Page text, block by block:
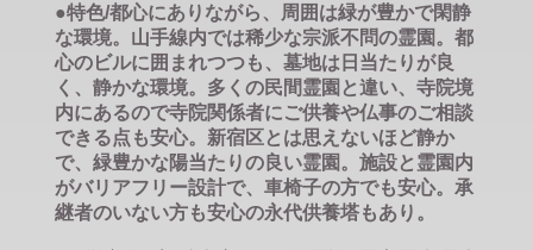
●特色/都心にありながら、周囲は緑が豊かで閑静
な環境。山手線内では稀少な宗派不問の霊園。都
心のビルに囲まれつつも、墓地は日当たりが良
く、静かな環境。多くの民間霊園と違い、寺院境
内にあるので寺院関係者にご供養や仏事のご相談
できる点も安心。新宿区とは思えないほど静か
で、緑豊かな陽当たりの良い霊園。施設と霊園内
がバリアフリー設計で、車椅子の方でも安心。承
継者のいない方も安心の永代供養塔もあり。